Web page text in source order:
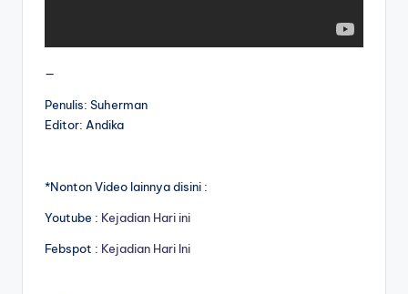
—
Penulis: Suherman
Editor: Andika
*Nonton Video lainnya disini :
Youtube : Kejadian Hari ini
Febspot : Kejadian Hari Ini